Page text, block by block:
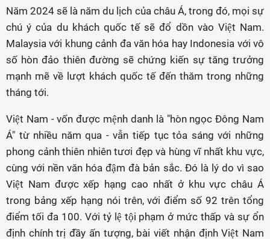
Năm 2024 sẽ là năm du lịch của châu Á, trong đó, mọi sự
chú ý của du khách quốc tế sẽ đổ dồn vào Việt Nam.
Malaysia với khung cảnh đa văn hóa hay Indonesia với vô
số hòn đảo thiên đường sẽ chứng kiến sự tăng trưởng
mạnh mẽ về lượt khách quốc tế đến thăm trong những
tháng tới.
Việt Nam - vốn được mệnh danh là "hòn ngọc Đông Nam
Á" từ nhiều năm qua - vẫn tiếp tục tỏa sáng với những
phong cảnh thiên nhiên tươi đẹp và hùng vĩ nhất khu vực,
cùng với nền văn hóa đậm đà bản sắc. Đó là lý do vì sao
Việt Nam được xếp hạng cao nhất ở khu vực châu Á
trong bảng xếp hạng nói trên, với điểm số 92 trên tổng
điểm tối đa 100. Với tỷ lệ tội phạm ở mức thấp và sự ổn
định chính trị đầy ấn tượng, bài viết nhận định Việt Nam